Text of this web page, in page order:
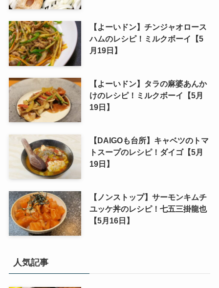
【よーいドン】チンジャオロース
ハムのレシピ！ミルクボーイ【5
月19日】
【よーいドン】タラの麻婆あんか
けのレシピ！ミルクボーイ【5月
19日】
【DAIGOも台所】キャベツのトマ
トスープのレシピ！ダイゴ【5月
19日】
【ノンストップ】サーモンキムチ
ユッケ丼のレシピ！七五三掛龍也
【5月16日】
人気記事